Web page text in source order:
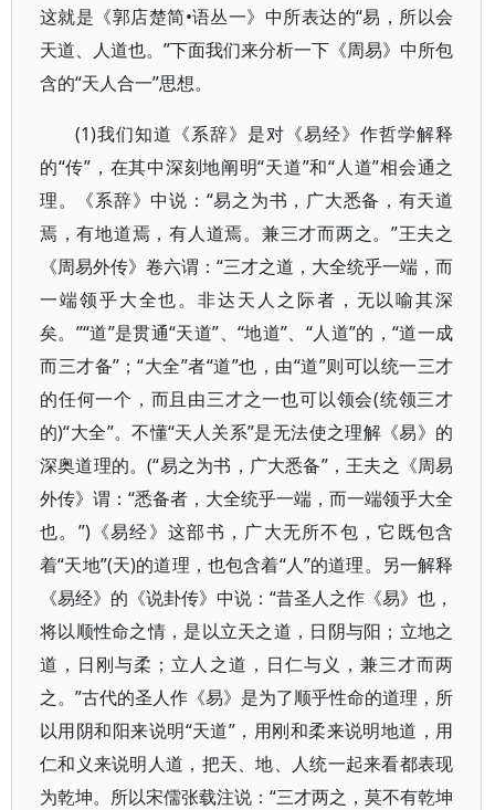
这就是《郭店楚简•语丛一》中所表达的“易，所以会
天道、人道也。”下面我们来分析一下《周易》中所包
含的“天人合一”思想。
(1)我们知道《系辞》是对《易经》作哲学解释
的“传”，在其中深刻地阐明“天道”和“人道”相会通之
理。《系辞》中说：“易之为书，广大悉备，有天道
焉，有地道焉，有人道焉。兼三才而两之。”王夫之
《周易外传》卷六谓：“三才之道，大全统乎一端，而
一端领乎大全也。非达天人之际者，无以喻其深
矣。”“道”是贯通“天道”、“地道”、“人道”的，“道一成
而三才备”；“大全”者“道”也，由“道”则可以统一三才
的任何一个，而且由三才之一也可以领会(统领三才
的)“大全”。不懂“天人关系”是无法使之理解《易》的
深奥道理的。(“易之为书，广大悉备”，王夫之《周易
外传》谓：“悉备者，大全统乎一端，而一端领乎大全
也。”)《易经》这部书，广大无所不包，它既包含
着“天地”(天)的道理，也包含着“人”的道理。另一解释
《易经》的《说卦传》中说：“昔圣人之作《易》也，
将以顺性命之情，是以立天之道，日阴与阳；立地之
道，日刚与柔；立人之道，日仁与义，兼三才而两
之。”古代的圣人作《易》是为了顺乎性命的道理，所
以用阴和阳来说明“天道”，用刚和柔来说明地道，用
仁和义来说明人道，把天、地、人统一起来看都表现
为乾坤。所以宋儒张载注说：“三才两之，莫不有乾坤